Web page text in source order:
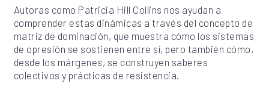
Autoras como Patricia Hill Collins nos ayudan a
comprender estas dinámicas a través del concepto de
matriz de dominación, que muestra cómo los sistemas
de opresión se sostienen entre sí, pero también cómo,
desde los márgenes, se construyen saberes
colectivos y prácticas de resistencia.